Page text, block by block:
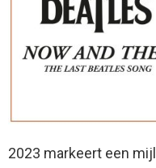
2023 markeert een